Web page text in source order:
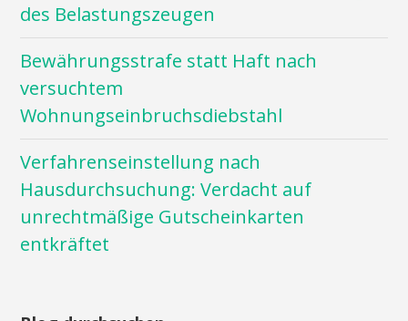
des Belastungszeugen
Bewährungsstrafe statt Haft nach
versuchtem
Wohnungseinbruchsdiebstahl
Verfahrenseinstellung nach
Hausdurchsuchung: Verdacht auf
unrechtmäßige Gutscheinkarten
entkräftet